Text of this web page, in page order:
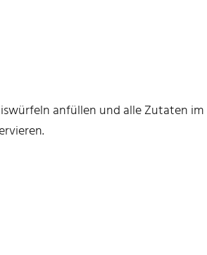
anfüllen und alle Zutaten